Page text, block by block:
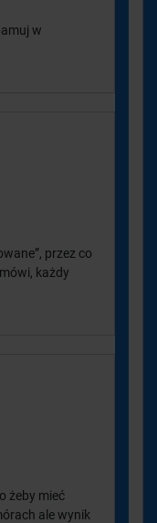
w
przez co
każdy
żeby mieć
ale wynik